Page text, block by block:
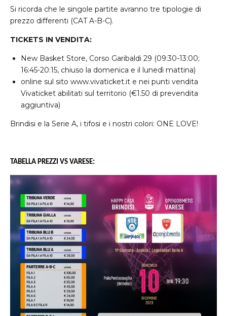
Si ricorda che le singole partite avranno tre tipologie di
prezzo differenti (CAT A-B-C).
TICKETS IN VENDITA:
New Basket Store, Corso Garibaldi 29 (09:30-13:00;
16:45-20:15, chiuso la domenica e il lunedì mattina)
online sul sito www.vivaticket.it e nei punti vendita
Vivaticket abilitati sul territorio (€1.50 di prevendita
aggiuntiva)
Brindisi e la Serie A, i tifosi e i nostri colori: ONE LOVE!
TABELLA PREZZI VS VARESE: